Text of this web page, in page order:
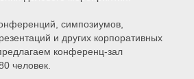
симпозиумов,
и других корпоративных
конференц-зал
человек.